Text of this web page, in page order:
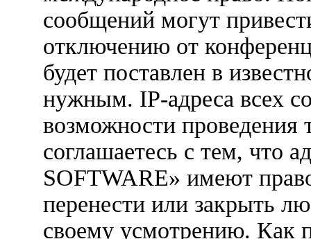
сообщений могут
отключению от
будет поставлен в
нужным. IP-адреса всех
возможности
соглашаетесь с тем, что
SOFTWARE» имеют
перенести или закрыть
своему усмотрению. Как